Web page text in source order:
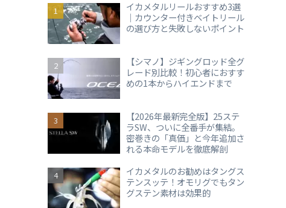
イカメタルリールおすすめ3選
｜カウンター付きベイトリール
の選び方と失敗しないポイント
【シマノ】ジギングロッド全グ
レード別比較！初心者におすす
めの1本からハイエンドまで
【2026年最新完全版】25ステ
ラSW、ついに全番手が集結。
密巻きの「真価」と今年追加さ
れる本命モデルを徹底解剖
イカメタルのお勧めはタングス
テンスッテ！オモリグでもタン
グステン素材は効果的